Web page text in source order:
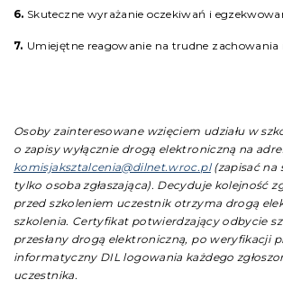
Skuteczne wyrażanie oczekiwań i
Umiejętne reagowanie na trudne
Osoby zainteresowane wzięciem udziału w
o zapisy wyłącznie drogą elektroniczną na
komisjaksztalcenia@dilnet.wroc.pl(zapisać na
tylko osoba zgłaszająca). Decyduje kolejność
przed szkoleniem uczestnik otrzyma drogą
szkolenia. Certyfikat potwierdzający odbycie
przesłany drogą elektroniczną, po weryfikacji
informatyczny DIL logowania każdego
uczestnika.